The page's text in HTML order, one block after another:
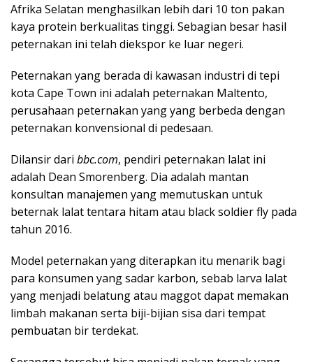
Afrika Selatan menghasilkan lebih dari 10 ton pakan
kaya protein berkualitas tinggi. Sebagian besar hasil
peternakan ini telah diekspor ke luar negeri.
Peternakan yang berada di kawasan industri di tepi
kota Cape Town ini adalah peternakan Maltento,
perusahaan peternakan yang yang berbeda dengan
peternakan konvensional di pedesaan.
Dilansir dari bbc.com, pendiri peternakan lalat ini
adalah Dean Smorenberg. Dia adalah mantan
konsultan manajemen yang memutuskan untuk
beternak lalat tentara hitam atau black soldier fly pada
tahun 2016.
Model peternakan yang diterapkan itu menarik bagi
para konsumen yang sadar karbon, sebab larva lalat
yang menjadi belatung atau maggot dapat memakan
limbah makanan serta biji-bijian sisa dari tempat
pembuatan bir terdekat.